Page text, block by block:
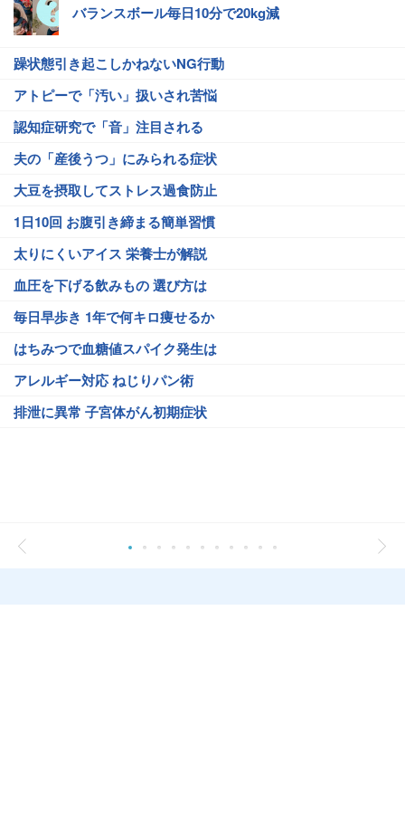
バランスボール毎日10分で20kg減
躁状態引き起こしかねないNG行動
アトピーで「汚い」扱いされ苦悩
認知症研究で「音」注目される
夫の「産後うつ」にみられる症状
大豆を摂取してストレス過食防止
1日10回 お腹引き締まる簡単習慣
太りにくいアイス 栄養士が解説
血圧を下げる飲みもの 選び方は
毎日早歩き 1年で何キロ痩せるか
はちみつで血糖値スパイク発生は
アレルギー対応 ねじりパン術
排泄に異常 子宮体がん初期症状